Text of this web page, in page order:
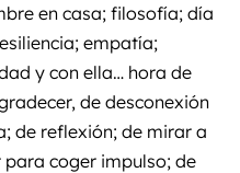
en casa; filosofía; día
empatía;
y con ella… hora de
de desconexión
de reflexión; de mirar a
coger impulso; de